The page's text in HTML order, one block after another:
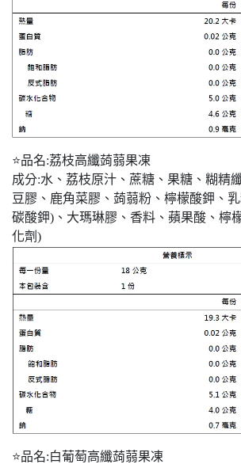
⭐品名:荔枝高纖蒟蒻果凍
成分:水、荔枝原汁、蔗糖、果糖、糊精
豆膠、鹿角菜膠、蒟蒻粉、檸檬酸鉀、
碳酸鉀)、大瑪琳膠、香料、蘋果酸、檸
化劑)
⭐品名:白葡萄高纖蒟蒻果凍